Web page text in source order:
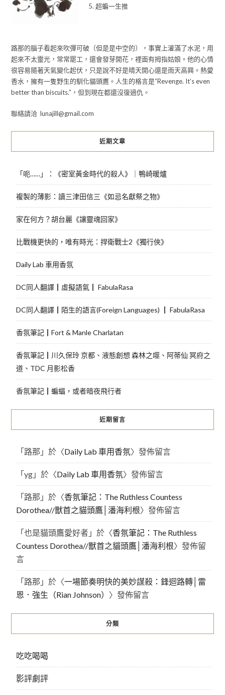
5. 超蝙一生推
路那的腦子看起來吹彈可破（但是是中空的），事實上灌滿了水泥，用
起來不太靈光，常常罷工，還會發芽開花，裡面有拇指姑娘。他的心情
很容易隨著天氣變化起伏，只是說不好是晴天開心還是雨天高興。熱愛
香水，擁有一隻野生的馴化貓頭鷹。人生的格言是”Revenge. It’s even
better than biscuits.”，但到現在都還沒復過仇。
聯絡請洽 lunajill@gmail.com
近期文章
「呃……」：《密室黃金時代的殺人》｜鴨崎暖爐
複製的薄影：讀三津田信三《如忌名獻祭之物》
家在何方？胡台麗《讓靈魂回家》
比戰機更快的，唯有時光：捍衛戰士2《獨行俠》
Daily Lab 車用香氛
DC同人翻譯┃虛擬語氣┃ FabulaRasa
DC同人翻譯┃陌生的語言(Foreign Languages) ┃ FabulaRasa
香氛筆記┃Fort & Manle Charlatan
香氛筆記┃川久保玲 京都、液態創想 森林之噬、阿蒂仙 冥府之
道、TDC 月影松香
香氛筆記┃蝙蝠，或者暗夜飛行者
近期留言
「路那 」於〈Daily Lab 車用香氛〉發佈留言
「yg」於〈Daily Lab 車用香氛〉發佈留言
「路那 」於〈香氛筆記：The Ruthless Countess
Dorothea//獸首之貓頭鷹│潘海利根〉發佈留言
「也是貓頭鷹愛好者」於〈香氛筆記：The Ruthless
Countess Dorothea//獸首之貓頭鷹│潘海利根〉發佈留
言
「路那 」於〈一場節奏明快的美妙謀殺：鋒迴路轉│雷
恩．強生（Rian Johnson） 〉發佈留言
分類
吃吃喝喝
影評劇評